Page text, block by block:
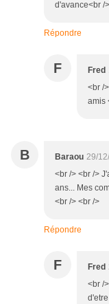
d'avance<br /
Répondre
F Fred
<br /
amis
B Baraou 29/
<br /> <br />
ans... Mes
<br /> <br />
Répondre
F Fred
<br /